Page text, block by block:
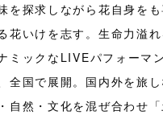
を探求しながら花自身をも
花いけを志す。生命力溢
ミックなLIVEパフォーマ
全国で展開。国内外を旅
自然・文化を混ぜ合わせ